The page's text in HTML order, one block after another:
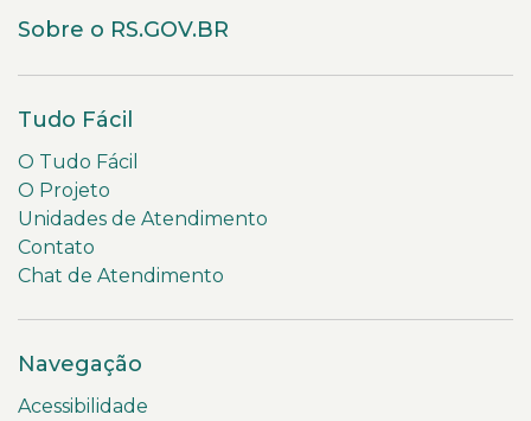
Sobre o RS.GOV.BR
Tudo Fácil
O Tudo Fácil
O Projeto
Unidades de Atendimento
Contato
Chat de Atendimento
Navegação
Acessibilidade